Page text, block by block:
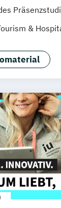
Linz Südtirol
Vollzeit&